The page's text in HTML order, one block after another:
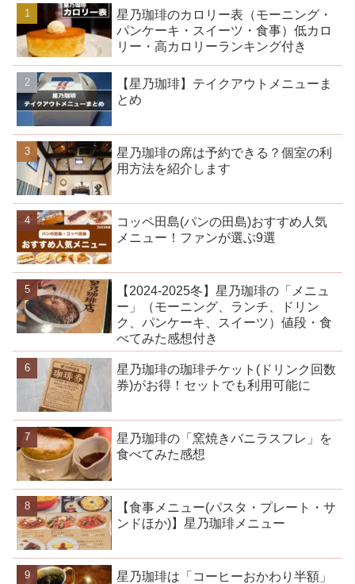
星乃珈琲のカロリー表（モーニング・
パンケーキ・スイーツ・食事）低カロ
リー・高カロリーランキング付き
【星乃珈琲】テイクアウトメニューま
とめ
星乃珈琲の席は予約できる？個室の利
用方法を紹介します
コッペ田島(パンの田島)おすすめ人気
メニュー！ファンが選ぶ9選
【2024-2025冬】星乃珈琲の「メニュ
ー」（モーニング、ランチ、ドリン
ク、パンケーキ、スイーツ）値段・食
べてみた感想付き
星乃珈琲の珈琲チケット(ドリンク回数
券)がお得！セットでも利用可能に
星乃珈琲の「窯焼きバニラスフレ」を
食べてみた感想
【食事メニュー(パスタ・プレート・サ
ンドほか)】星乃珈琲メニュー
星乃珈琲は「コーヒーおかわり半額」